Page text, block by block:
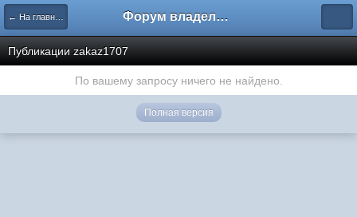
← На главную Форум владельцев интернет-магазинов
Публикации zakaz1707
По вашему запросу ничего не найдено.
Полная версия